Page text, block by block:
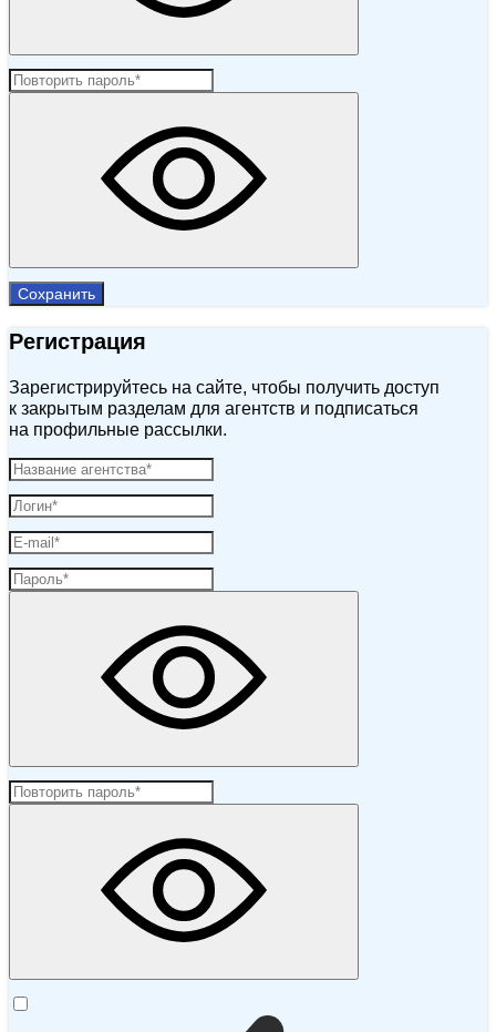
Сохранить
Регистрация
Зарегистрируйтесь на сайте, чтобы получить доступ
к закрытым разделам для агентств и подписаться
на профильные рассылки.